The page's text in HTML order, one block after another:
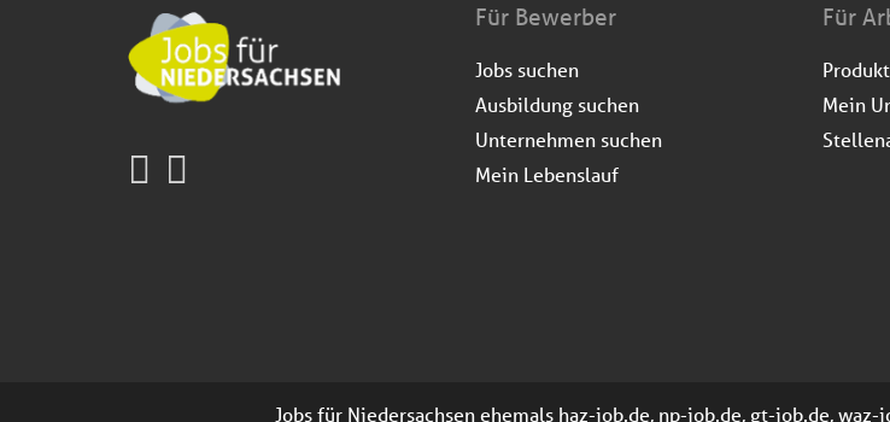
Für Bewerber
Jobs suchen
Ausbildung suchen
Unternehmen suchen
Mein Lebenslauf
Für
Mein
Jobs für Niedersachsen ehemals haz-job.de, np-job.de, gt-job.de,